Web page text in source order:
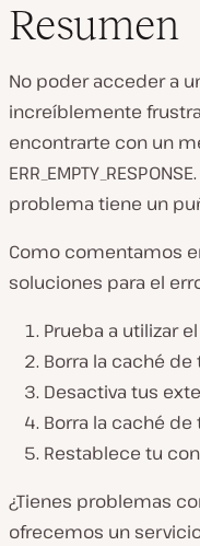
Resumen
No poder acceder a
increíblemente
encontrarte con un
problema tiene un
Como comentamos
soluciones para el error
Prueba a utilizar
Borra la caché de
Desactiva tus
Borra la caché de
Restablece tu
¿Tienes problemas
ofrecemos un